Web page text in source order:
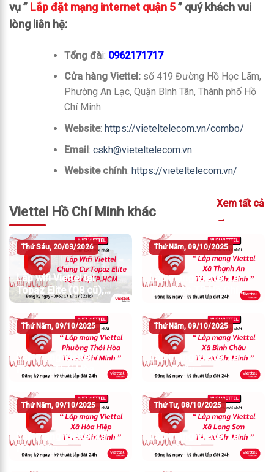
vụ ” Lắp đặt mạng internet quận 5” quý khách vui
lòng liên hệ:
Tổng đài: 0962171717
Cửa hàng Viettel:số 419 Đường Hồ Học Lãm,
Phường An Lạc, Quận Bình Tân, Thành phố Hồ
Chí Minh
Website: https://vieteltelecom.vn/combo/
Email: cskh@vieteltelecom.vn
Website chính: https://vieteltelecom.vn/
Viettel Hồ Chí Minh khác
Xem tất cả
→
Thứ Sáu, 20/03/2026
Lắp wifi Viettel tại
Topaz Elite (Q8 cũ),
TP.HCM
Thứ Năm, 09/10/2025
Lắp mạng Viettel Xã
Thạnh An TP Hồ Chí
Minh
Thứ Năm, 09/10/2025
Lắp mạng Viettel
Phường Thới Hòa
Thứ Năm, 09/10/2025
Lắp mạng Viettel Xã
Bình Châu
Thứ Năm, 09/10/2025
Lắp mạng Viettel Xã
Hòa Hiệp
Thứ Tư, 08/10/2025
Lắp mạng Viettel Xã
Long Sơn